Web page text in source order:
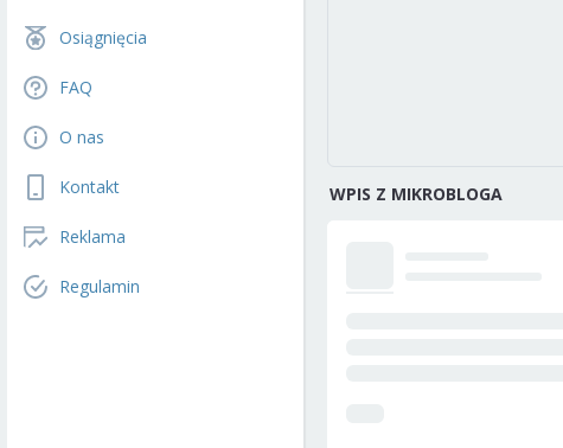
Osiągnięcia
FAQ
O nas
Kontakt
Reklama
Regulamin
WPIS Z MIKROBLOGA